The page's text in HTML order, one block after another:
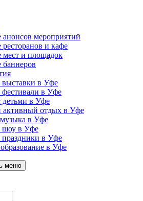
анонсов мероприятий
и кафе
мест и площадок
баннеров
выставки в Уфе
фестивали в Уфе
детьми в Уфе
активный отдых в Уфе
в Уфе
шоу в Уфе
праздники в Уфе
в Уфе
меню